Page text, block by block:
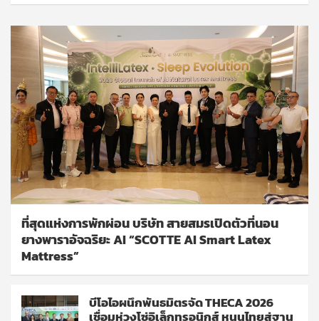
ที่สุดแห่งการพักผ่อน บริษัท สายสมรเปิดตัวที่นอน
ยางพาราอัจฉริยะ AI “SCOTTE AI Smart Latex
Mattress”
บีโอไอผนึกพันธมิตรจัด THECA 2026
เชื่อมห่วงโซ่อิเล็กทรอนิกส์ หนุนไทยสู่ฐาน